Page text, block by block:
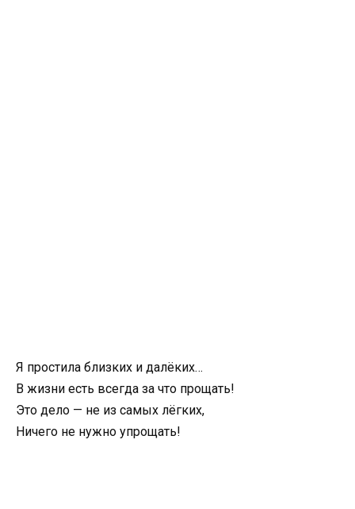
Я простила близких и далёких…
В жизни есть всегда за что прощать!
Это дело — не из самых лёгких,
Ничего не нужно упрощать!